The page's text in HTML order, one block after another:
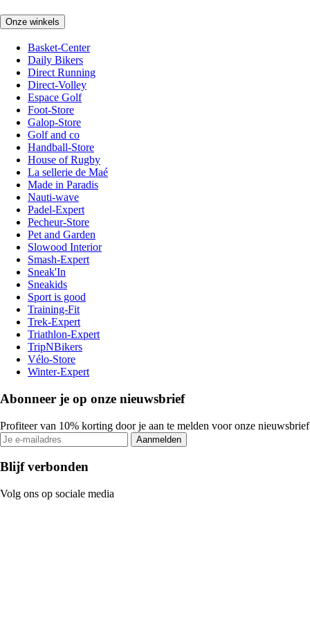
Onze winkels
Basket-Center
Daily Bikers
Direct Running
Direct-Volley
Espace Golf
Foot-Store
Galop-Store
Golf and co
Handball-Store
House of Rugby
La sellerie de Maé
Made in Paradis
Nauti-wave
Padel-Expert
Pecheur-Store
Pet and Garden
Slowood Interior
Smash-Expert
Sneak'In
Sneakids
Sport is good
Training-Fit
Trek-Expert
Triathlon-Expert
TripNBikers
Vélo-Store
Winter-Expert
Abonneer je op onze nieuwsbrief
Profiteer van 10% korting door je aan te melden voor onze nieuwsbrief
Aanmelden
Blijf verbonden
Volg ons op sociale media